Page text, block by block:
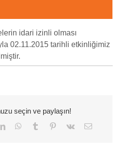
idari izinli olması
02.11.2015 tarihli etkinliğimiz
seçin ve paylaşın!
LinkedInWhatsApp
Tumblr Pinterest
Vk
E-